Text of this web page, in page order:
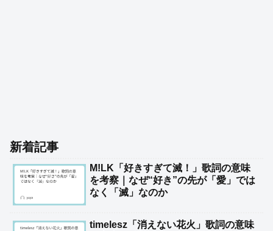
新着記事
M!LK「好きすぎて滅！」歌詞の意味
を考察｜なぜ“好き”の先が「愛」では
なく「滅」なのか
timelesz「消えない花火」歌詞の意味